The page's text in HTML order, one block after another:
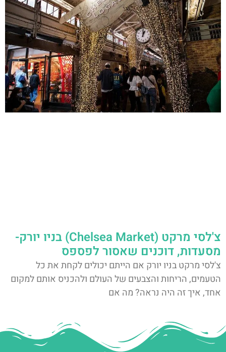
צ'לסי מרקט (Chelsea Market) בניו יורק-
מסעדות, דוכנים שאסור לפספס
צ'לסי מרקט בניו יורק אם הייתם יכולים לקחת את כל
הטעמים, הריחות והצבעים של העולם ולהכניס אותם למקום
אחד, איך זה היה נראה? מה אם